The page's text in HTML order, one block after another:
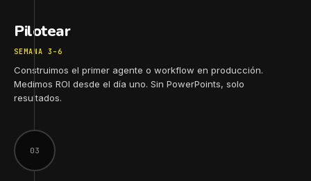
Pilotear
SEMANA 3–6
Construimos el primer agente o workflow en producción.
Medimos ROI desde el día uno. Sin PowerPoints, solo
resultados.
03